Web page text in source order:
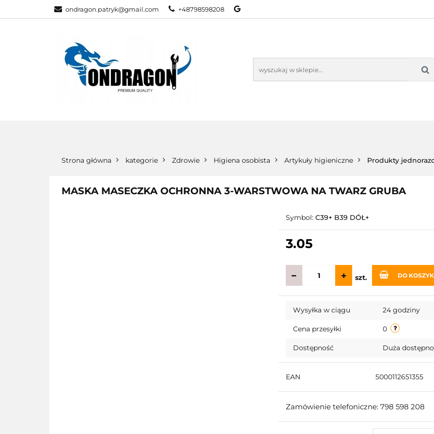
ondragon.patryk@gmail.com +48798598208
KATEGORIE NOWOŚCI
Strona główna kategorie Zdrowie Higiena osobista Artykuły higieniczne Produkty
MASKA MASECZKA OCHRONNA 3-WARSTWOWA NA TWARZ GRUBA
Symbol: C39+ B39 DÓŁ+
3.05
szt. DO
Wysyłka w ciągu 24 godziny
Cena przesyłki 0
Dostępność Duża
EAN 5000112651355
Zamówienie telefoniczne: 798 598 208